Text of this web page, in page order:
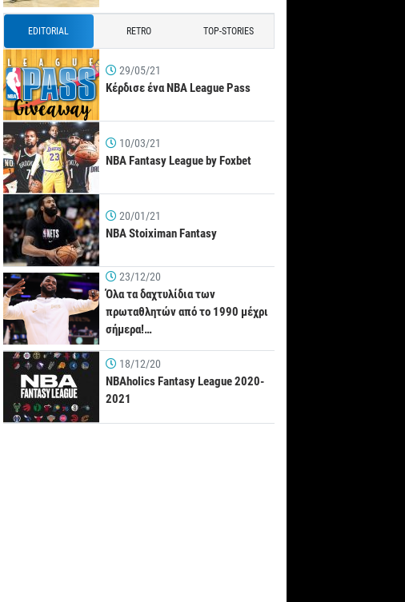
EDITORIAL RETRO TOP-STORIES
29/05/21
Κέρδισε ένα NBA League Pass
10/03/21
NBA Fantasy League by Foxbet
20/01/21
NBA Stoiximan Fantasy
23/12/20
Όλα τα δαχτυλίδια των
πρωταθλητών από το 1990 μέχρι
σήμερα!…
18/12/20
NBAholics Fantasy League 2020-
2021